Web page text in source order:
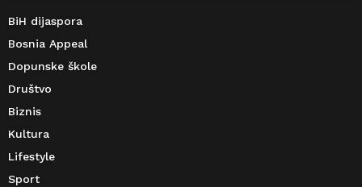
BiH dijaspora
Bosnia Appeal
Dopunske škole
Društvo
Biznis
Kultura
Lifestyle
Sport